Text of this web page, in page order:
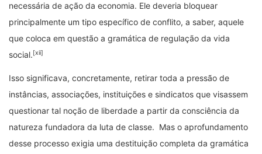
necessária de ação da economia. Ele deveria bloquear
principalmente um tipo específico de conflito, a saber, aquele
que coloca em questão a gramática de regulação da vida
social. [xii]
Isso significava, concretamente, retirar toda a pressão de
instâncias, associações, instituições e sindicatos que visassem
questionar tal noção de liberdade a partir da consciência da
natureza fundadora da luta de classe. Mas o aprofundamento
desse processo exigia uma destituição completa da gramática